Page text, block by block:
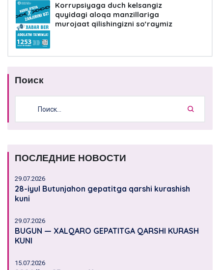
Korrupsiyaga duch kelsangiz
quyidagi aloqa manzillariga
murojaat qilishingizni so‘raymiz
Поиск
ПОСЛЕДНИЕ НОВОСТИ
29.07.2026
28-iyul Butunjahon gepatitga qarshi kurashish
kuni
29.07.2026
BUGUN — XALQARO GEPATITGA QARSHI KURASH
KUNI
15.07.2026